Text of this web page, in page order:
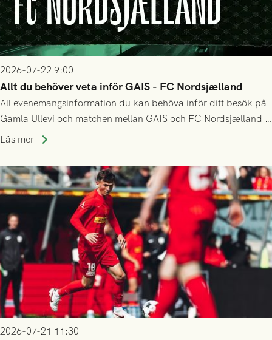
2026-07-22 9:00
Allt du behöver veta inför GAIS - FC Nordsjælland
All evenemangsinformation du kan behöva inför ditt besök på
Gamla Ullevi och matchen mellan GAIS och FC Nordsjælland i
kvalet till Conference League! Avspark kl 19.00 på torsdag
Läs mer
2026-07-21 11:30